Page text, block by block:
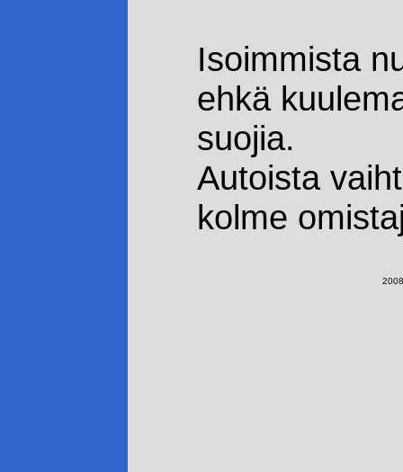
Isoimmista
ehkä
suojia.
Autoista
kolme